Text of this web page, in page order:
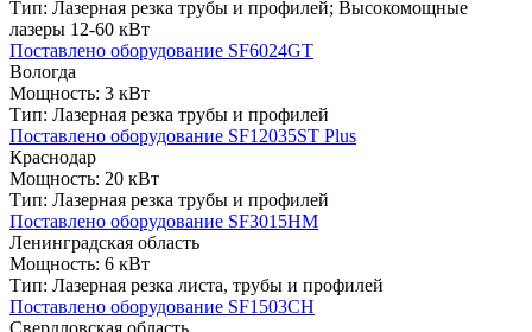
Тип: Лазерная резка трубы и профилей; Высокомощные
лазеры 12-60 кВт
Поставлено оборудование SF6024GT
Вологда
Мощность: 3 кВт
Тип: Лазерная резка трубы и профилей
Поставлено оборудование SF12035ST Plus
Краснодар
Мощность: 20 кВт
Тип: Лазерная резка трубы и профилей
Поставлено оборудование SF3015НМ
Ленинградская область
Мощность: 6 кВт
Тип: Лазерная резка листа, трубы и профилей
Поставлено оборудование SF1503CH
Свердловская область